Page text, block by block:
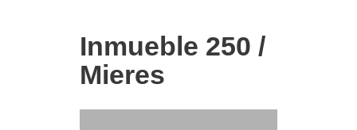
Inmueble 250 /
Mieres